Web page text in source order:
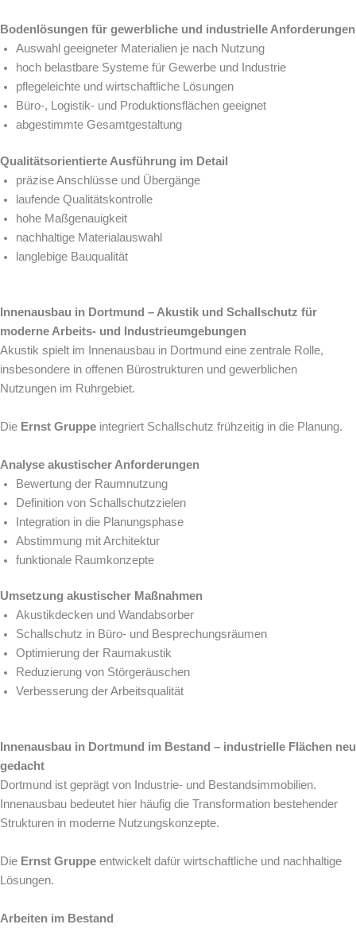
Bodenlösungen für gewerbliche und industrielle Anforderungen
Auswahl geeigneter Materialien je nach Nutzung
hoch belastbare Systeme für Gewerbe und Industrie
pflegeleichte und wirtschaftliche Lösungen
Büro-, Logistik- und Produktionsflächen geeignet
abgestimmte Gesamtgestaltung
Qualitätsorientierte Ausführung im Detail
präzise Anschlüsse und Übergänge
laufende Qualitätskontrolle
hohe Maßgenauigkeit
nachhaltige Materialauswahl
langlebige Bauqualität
Innenausbau in Dortmund – Akustik und Schallschutz für
moderne Arbeits- und Industrieumgebungen
Akustik spielt im Innenausbau in Dortmund eine zentrale Rolle,
insbesondere in offenen Bürostrukturen und gewerblichen
Nutzungen im Ruhrgebiet.
Die Ernst Gruppe integriert Schallschutz frühzeitig in die Planung.
Analyse akustischer Anforderungen
Bewertung der Raumnutzung
Definition von Schallschutzzielen
Integration in die Planungsphase
Abstimmung mit Architektur
funktionale Raumkonzepte
Umsetzung akustischer Maßnahmen
Akustikdecken und Wandabsorber
Schallschutz in Büro- und Besprechungsräumen
Optimierung der Raumakustik
Reduzierung von Störgeräuschen
Verbesserung der Arbeitsqualität
Innenausbau in Dortmund im Bestand – industrielle Flächen neu
gedacht
Dortmund ist geprägt von Industrie- und Bestandsimmobilien.
Innenausbau bedeutet hier häufig die Transformation bestehender
Strukturen in moderne Nutzungskonzepte.
Die Ernst Gruppe entwickelt dafür wirtschaftliche und nachhaltige
Lösungen.
Arbeiten im Bestand